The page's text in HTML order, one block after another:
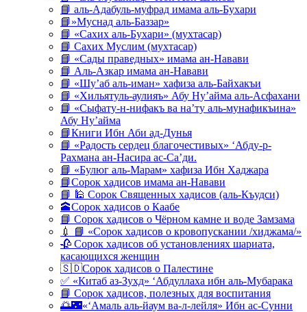
📘 аль-Адабуль-муфрад имама аль-Бухари
📘»Муснад аль-Баззар»
📘 «Сахих аль-Бухари» (мухтасар)
📘 Сахих Муслим (мухтасар)
📘 «Сады праведных» имама ан-Навави
📘 Аль-Азкар имама ан-Навави
📘 «Шу’аб аль-иман» хафиза аль-Байхакъи
📘 «Хильятуль-аулияъ» Абу Ну’айма аль-Асфахани
📘 «Сыфату-н-нифакъ ва на’ту аль-мунафикъина»
Абу Ну’айма
📘Книги Ибн Аби ад-Дунья
📘 «Радость сердец благочестивых» ‘Абду-р-
Рахмана ан-Насира ас-Са’ди.
📘 «Булюг аль-Марам» хафиза Ибн Хаджара
📘Сорок хадисов имама ан-Навави
📘 🕌 Сорок Священных хадисов (аль-Къудси)
🕋Сорок хадисов о Каабе
📘 Сорок хадисов о Чёрном камне и воде Замзама
💉 📘 «Сорок хадисов о кровопускании /хиджама/»
🥀 Сорок хадисов об установлениях шариата,
касающихся женщин
🇸🇩Сорок хадисов о Палестине
✅ «Китаб аз-Зухд» ‘Абдуллаха ибн аль-Мубарака
📘 Сорок хадисов, полезных для воспитания
🌅🌃«‘Амаль аль-йаум ва-л-лейля» Ибн ас-Сунни